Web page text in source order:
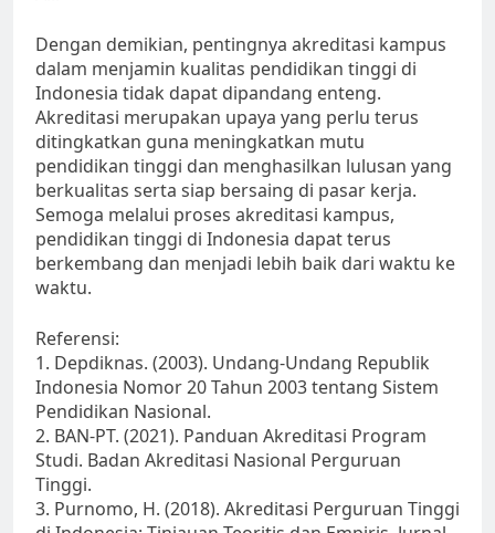
Dengan demikian, pentingnya akreditasi kampus
dalam menjamin kualitas pendidikan tinggi di
Indonesia tidak dapat dipandang enteng.
Akreditasi merupakan upaya yang perlu terus
ditingkatkan guna meningkatkan mutu
pendidikan tinggi dan menghasilkan lulusan yang
berkualitas serta siap bersaing di pasar kerja.
Semoga melalui proses akreditasi kampus,
pendidikan tinggi di Indonesia dapat terus
berkembang dan menjadi lebih baik dari waktu ke
waktu.
Referensi:
1. Depdiknas. (2003). Undang-Undang Republik
Indonesia Nomor 20 Tahun 2003 tentang Sistem
Pendidikan Nasional.
2. BAN-PT. (2021). Panduan Akreditasi Program
Studi. Badan Akreditasi Nasional Perguruan
Tinggi.
3. Purnomo, H. (2018). Akreditasi Perguruan Tinggi